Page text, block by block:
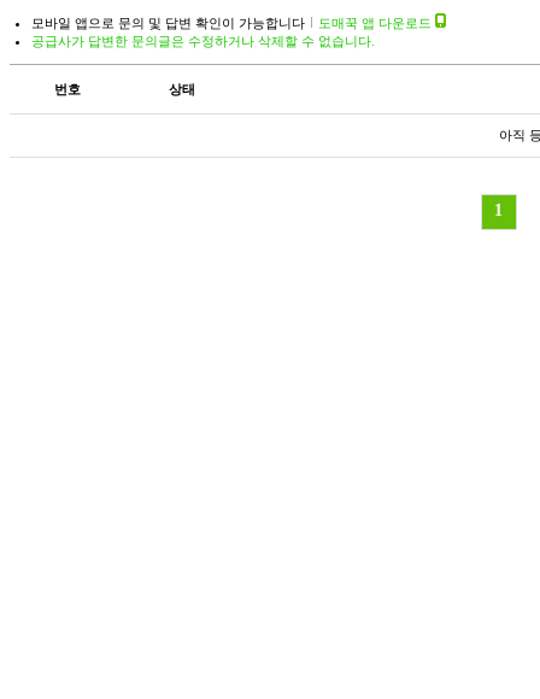
모바일 앱으로 문의 및 답변 확인이 가능합니다
도매꾹 앱 다운로드
공급사가 답변한 문의글은 수정하거나 삭제할 수 없습니다.
번호 상태
아직
1